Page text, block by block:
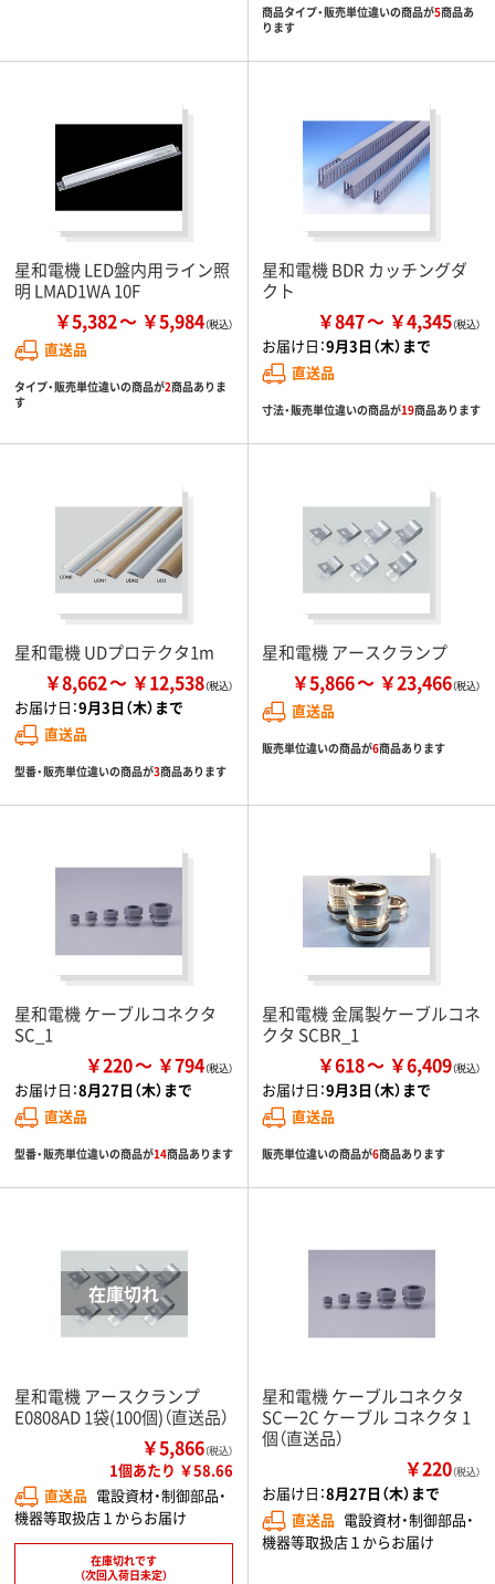
商品タイプ・販売単位違いの商品が5商品あ
ります
星和電機 LED盤内用ライン照
明 LMAD1WA 10F
￥5,382 ￥5,984
直送品
タイプ・販売単位違いの商品が2商品ありま
す
星和電機 BDR カッチングダ
クト
￥847 ￥4,345
お届け日：9月3日（木）まで
直送品
寸法・販売単位違いの商品が19商品あります
星和電機 UDプロテクタ1m
￥8,662 ￥12,538
お届け日：9月3日（木）まで
直送品
型番・販売単位違いの商品が3商品あります
星和電機 アースクランプ
￥5,866 ￥23,466
直送品
販売単位違いの商品が6商品あります
星和電機 ケーブルコネクタ
SC_1
￥220 ￥794
お届け日：8月27日（木）まで
直送品
型番・販売単位違いの商品が14商品あります
星和電機 金属製ケーブルコネ
クタ SCBR_1
￥618 ￥6,409
お届け日：9月3日（木）まで
直送品
販売単位違いの商品が6商品あります
星和電機 アースクランプ
E0808AD 1袋(100個)（直送品）
￥5,866（税込）
1個あたり ￥58.66
直送品 電設資材・制御部品・
機器等取扱店１からお届け
在庫切れです
（次回入荷日未定）
星和電機 ケーブルコネクタ
SCー2C ケーブル コネクタ 1
個（直送品）
￥220（税込）
お届け日：8月27日（木）まで
直送品 電設資材・制御部品・
機器等取扱店１からお届け